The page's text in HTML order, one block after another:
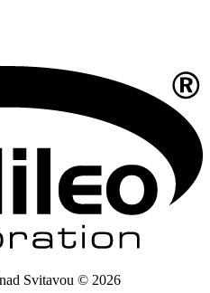
Svitavou © 2026